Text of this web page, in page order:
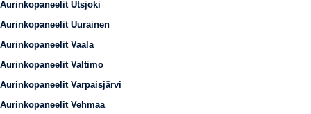
Aurinkopaneelit Utsjoki
Aurinkopaneelit Uurainen
Aurinkopaneelit Vaala
Aurinkopaneelit Valtimo
Aurinkopaneelit Varpaisjärvi
Aurinkopaneelit Vehmaa